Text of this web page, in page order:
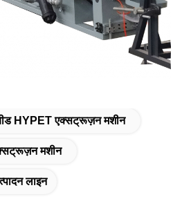
बीड HYPET एक्सट्रूज़न मशीन
मशीन
लाइन